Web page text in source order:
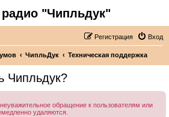
"Чипльдук"
Вход
Регистрация
ЧипльДук Техническая поддержка
Чипльдук?
обращение к пользователям или
удаляются.